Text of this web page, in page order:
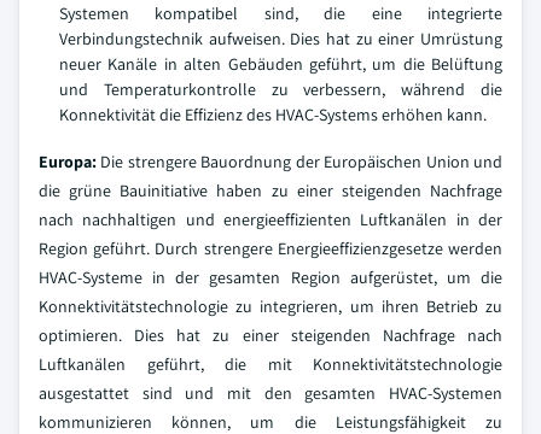
Systemen kompatibel sind, die eine integrierte
Verbindungstechnik aufweisen. Dies hat zu einer Umrüstung
neuer Kanäle in alten Gebäuden geführt, um die Belüftung
und Temperaturkontrolle zu verbessern, während die
Konnektivität die Effizienz des HVAC-Systems erhöhen kann.
Europa: Die strengere Bauordnung der Europäischen Union und
die grüne Bauinitiative haben zu einer steigenden Nachfrage
nach nachhaltigen und energieeffizienten Luftkanälen in der
Region geführt. Durch strengere Energieeffizienzgesetze werden
HVAC-Systeme in der gesamten Region aufgerüstet, um die
Konnektivitätstechnologie zu integrieren, um ihren Betrieb zu
optimieren. Dies hat zu einer steigenden Nachfrage nach
Luftkanälen geführt, die mit Konnektivitätstechnologie
ausgestattet sind und mit den gesamten HVAC-Systemen
kommunizieren können, um die Leistungsfähigkeit zu